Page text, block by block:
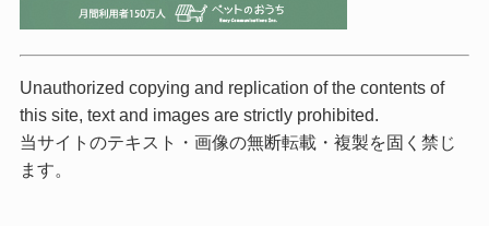
Unauthorized copying and replication of the contents of
this site, text and images are strictly prohibited.
当サイトのテキスト・画像の無断転載・複製を固く禁じ
ます。